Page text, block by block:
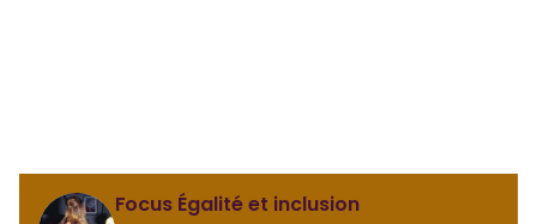
Focus Égalité et inclusion